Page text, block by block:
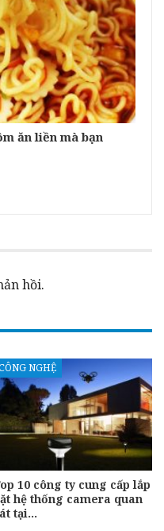
ăn liền mà bạn
hồi.
NGHỆ
10 công ty cung cấp lắp
hệ thống camera quan
tại…